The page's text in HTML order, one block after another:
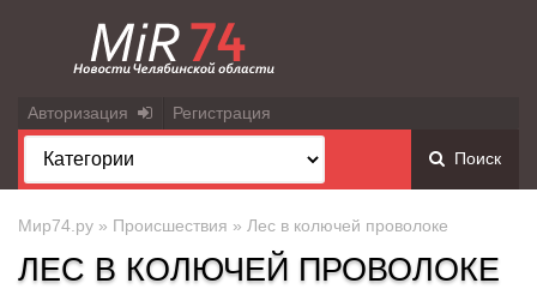
Авторизация Регистрация
Поиск
Мир74.ру » Происшествия » Лес в колючей проволоке
ЛЕС В КОЛЮЧЕЙ ПРОВОЛОКЕ